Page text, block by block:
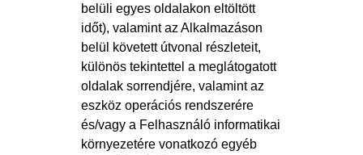
belüli egyes oldalakon eltöltött
időt), valamint az Alkalmazáson
belül követett útvonal részleteit,
különös tekintettel a meglátogatott
oldalak sorrendjére, valamint az
eszköz operációs rendszerére
és/vagy a Felhasználó informatikai
környezetére vonatkozó egyéb